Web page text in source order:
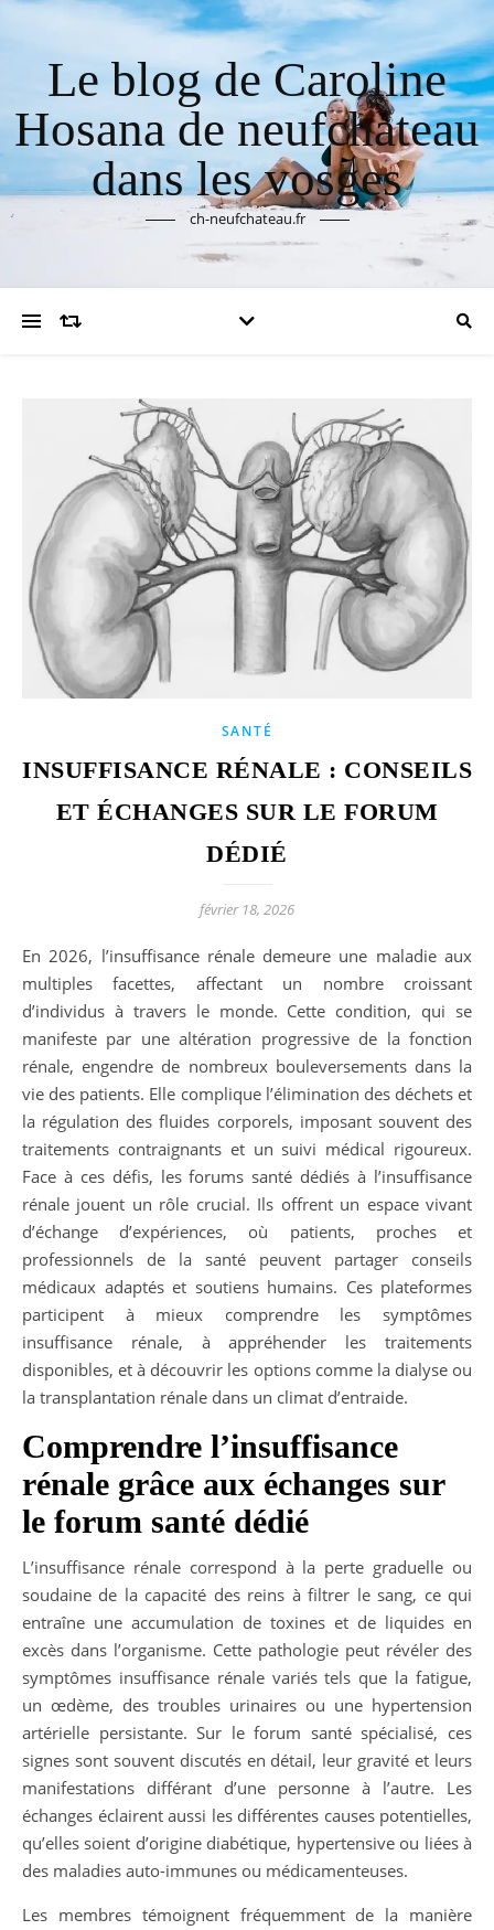
Le blog de Caroline
Hosana de neufchateau
dans les vosges
ch-neufchateau.fr
SANTÉ
INSUFFISANCE RÉNALE : CONSEILS
ET ÉCHANGES SUR LE FORUM
DÉDIÉ
février 18, 2026
En 2026, l’insuffisance rénale demeure une maladie aux
multiples facettes, affectant un nombre croissant
d’individus à travers le monde. Cette condition, qui se
manifeste par une altération progressive de la fonction
rénale, engendre de nombreux bouleversements dans la
vie des patients. Elle complique l’élimination des déchets et
la régulation des fluides corporels, imposant souvent des
traitements contraignants et un suivi médical rigoureux.
Face à ces défis, les forums santé dédiés à l’insuffisance
rénale jouent un rôle crucial. Ils offrent un espace vivant
d’échange d’expériences, où patients, proches et
professionnels de la santé peuvent partager conseils
médicaux adaptés et soutiens humains. Ces plateformes
participent à mieux comprendre les symptômes
insuffisance rénale, à appréhender les traitements
disponibles, et à découvrir les options comme la dialyse ou
la transplantation rénale dans un climat d’entraide.
Comprendre l’insuffisance
rénale grâce aux échanges sur
le forum santé dédié
L’insuffisance rénale correspond à la perte graduelle ou
soudaine de la capacité des reins à filtrer le sang, ce qui
entraîne une accumulation de toxines et de liquides en
excès dans l’organisme. Cette pathologie peut révéler des
symptômes insuffisance rénale variés tels que la fatigue,
un œdème, des troubles urinaires ou une hypertension
artérielle persistante. Sur le forum santé spécialisé, ces
signes sont souvent discutés en détail, leur gravité et leurs
manifestations différant d’une personne à l’autre. Les
échanges éclairent aussi les différentes causes potentielles,
qu’elles soient d’origine diabétique, hypertensive ou liées à
des maladies auto-immunes ou médicamenteuses.
Les membres témoignent fréquemment de la manière